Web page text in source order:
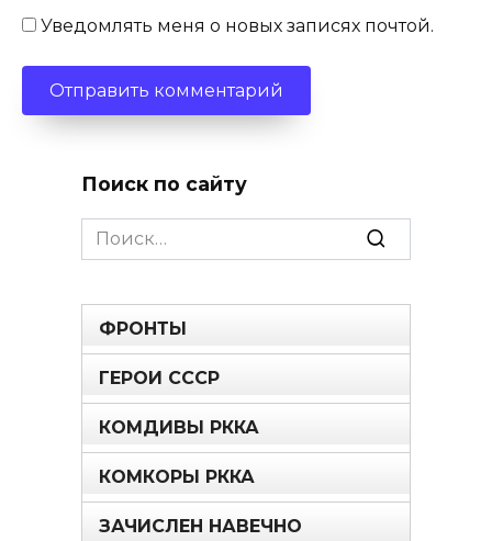
Уведомлять меня о новых записях почтой.
Поиск по сайту
Search
for:
ФРОНТЫ
ГЕРОИ СССР
КОМДИВЫ РККА
КОМКОРЫ РККА
ЗАЧИСЛЕН НАВЕЧНО